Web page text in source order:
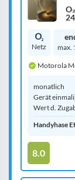
Netz max.
Motorola
monatlich
Gerät
Wert d.
Handyhase
8.0